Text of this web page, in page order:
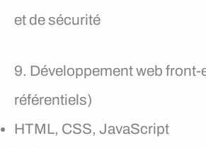
et de sécurité
9. Développement web front-
référentiels)
HTML, CSS, JavaScript